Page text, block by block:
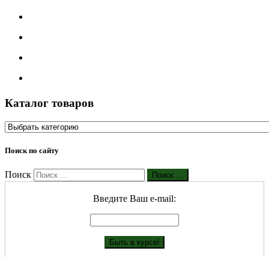
Каталог товаров
Поиск по сайту
Поиск Поиск …
Введите Ваш е-mail: